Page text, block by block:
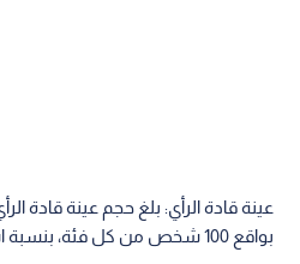
بواقع 100 شخص من كل فئة، بنسبة استجابة 98%.